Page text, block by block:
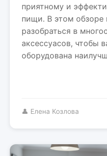
приятному и
пищи. В этом
разобраться в
аксессуасов, чтобы
оборудована
👤 Елена Козлова